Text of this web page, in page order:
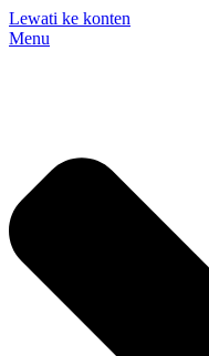
Lewati ke konten
Menu